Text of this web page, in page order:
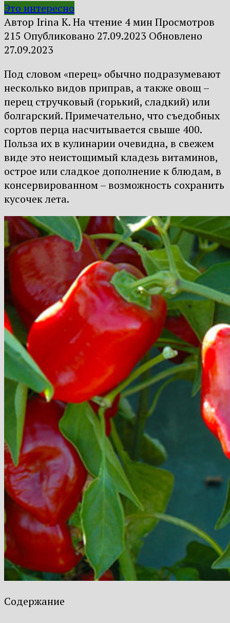
Это интересно
Автор Irina K.На чтение 4 минПросмотров
215 Опубликовано 27.09.2023 Обновлено
27.09.2023
Под словом «перец» обычно подразумевают
несколько видов приправ, а также овощ –
перец стручковый (горький, сладкий) или
болгарский. Примечательно, что съедобных
сортов перца насчитывается свыше 400.
Польза их в кулинарии очевидна, в свежем
виде это неистощимый кладезь витаминов,
острое или сладкое дополнение к блюдам, в
консервированном – возможность сохранить
кусочек лета.
Содержание